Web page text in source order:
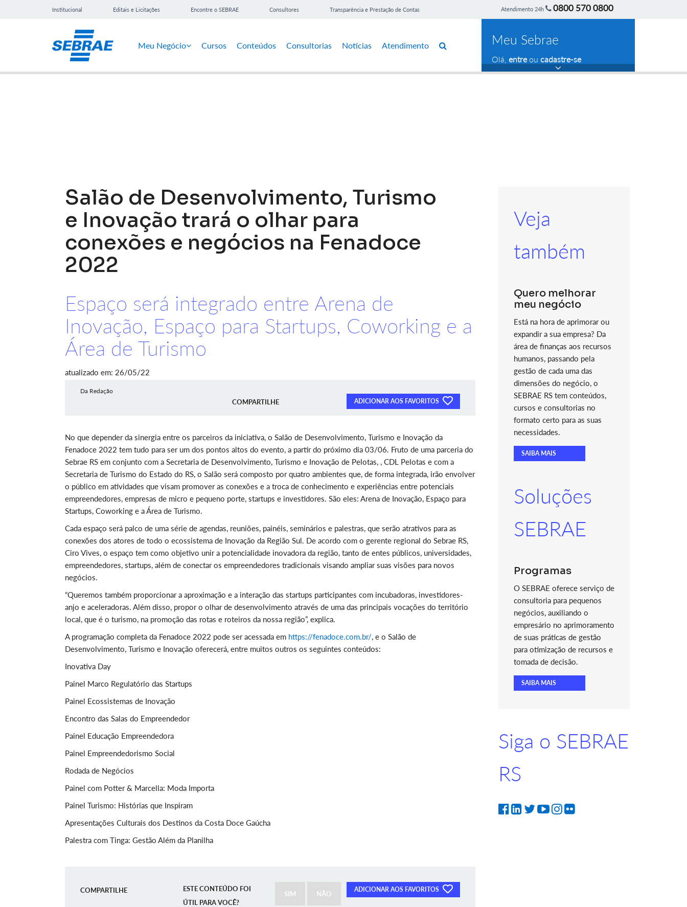
Institucional Editais e Licitações Encontre o SEBRAE Consultores Transparência e Prestação de Contas Atendimento 24h 0800 570 0800
Meu Negócio Cursos Conteúdos Consultorias Notícias Atendimento Meu Sebrae
Olá, entreou cadastre-se
Salão de Desenvolvimento, Turismo
e Inovação trará o olhar para
conexões e negócios na Fenadoce
2022
Espaço será integrado entre Arena de
Inovação, Espaço para Startups, Coworking e a
Área de Turismo
atualizado em: 26/05/22
Da Redação
COMPARTILHE ADICIONAR AOS FAVORITOS
No que depender da sinergia entre os parceiros da iniciativa, o Salão de Desenvolvimento, Turismo e Inovação da
Fenadoce 2022 tem tudo para ser um dos pontos altos do evento, a partir do próximo dia 03/06. Fruto de uma parceria do
Sebrae RS em conjunto com a Secretaria de Desenvolvimento, Turismo e Inovação de Pelotas, , CDL Pelotas e com a
Secretaria de Turismo do Estado do RS, o Salão será composto por quatro ambientes que, de forma integrada, irão envolver
o público em atividades que visam promover as conexões e a troca de conhecimento e experiências entre potenciais
empreendedores, empresas de micro e pequeno porte, startups e investidores. São eles: Arena de Inovação, Espaço para
Startups, Coworking e a Área de Turismo.
Cada espaço será palco de uma série de agendas, reuniões, painéis, seminários e palestras, que serão atrativos para as
conexões dos atores de todo o ecossistema de Inovação da Região Sul. De acordo com o gerente regional do Sebrae RS,
Ciro Vives, o espaço tem como objetivo unir a potencialidade inovadora da região, tanto de entes públicos, universidades,
empreendedores, startups, além de conectar os empreendedores tradicionais visando ampliar suas visões para novos
negócios.
“Queremos também proporcionar a aproximação e a interação das startups participantes com incubadoras, investidores-
anjo e aceleradoras. Além disso, propor o olhar de desenvolvimento através de uma das principais vocações do território
local, que é o turismo, na promoção das rotas e roteiros da nossa região”, explica.
A programação completa da Fenadoce 2022 pode ser acessada em https://fenadoce.com.br/, e o Salão de
Desenvolvimento, Turismo e Inovação oferecerá, entre muitos outros os seguintes conteúdos:
Inovativa Day
Painel Marco Regulatório das Startups
Painel Ecossistemas de Inovação
Encontro das Salas do Empreendedor
Painel Educação Empreendedora
Painel Empreendedorismo Social
Rodada de Negócios
Painel com Potter & Marcella: Moda Importa
Painel Turismo: Histórias que Inspiram
Apresentações Culturais dos Destinos da Costa Doce Gaúcha
Palestra com Tinga: Gestão Além da Planilha
COMPARTILHE ADICIONAR AOS FAVORITOS
ESTE CONTEÚDO FOI
ÚTIL PARA VOCÊ?
SIM NÃO
Veja
também
Quero melhorar
meu negócio
Está na hora de aprimorar ou
expandir a sua empresa? Da
área de finanças aos recursos
humanos, passando pela
gestão de cada uma das
dimensões do negócio, o
SEBRAE RS tem conteúdos,
cursos e consultorias no
formato certo para as suas
necessidades.
SAIBA MAIS
Soluções
SEBRAE
Programas
O SEBRAE oferece serviço de
consultoria para pequenos
negócios, auxiliando o
empresário no aprimoramento
de suas práticas de gestão
para otimização de recursos e
tomada de decisão.
SAIBA MAIS
Siga o SEBRAE
RS